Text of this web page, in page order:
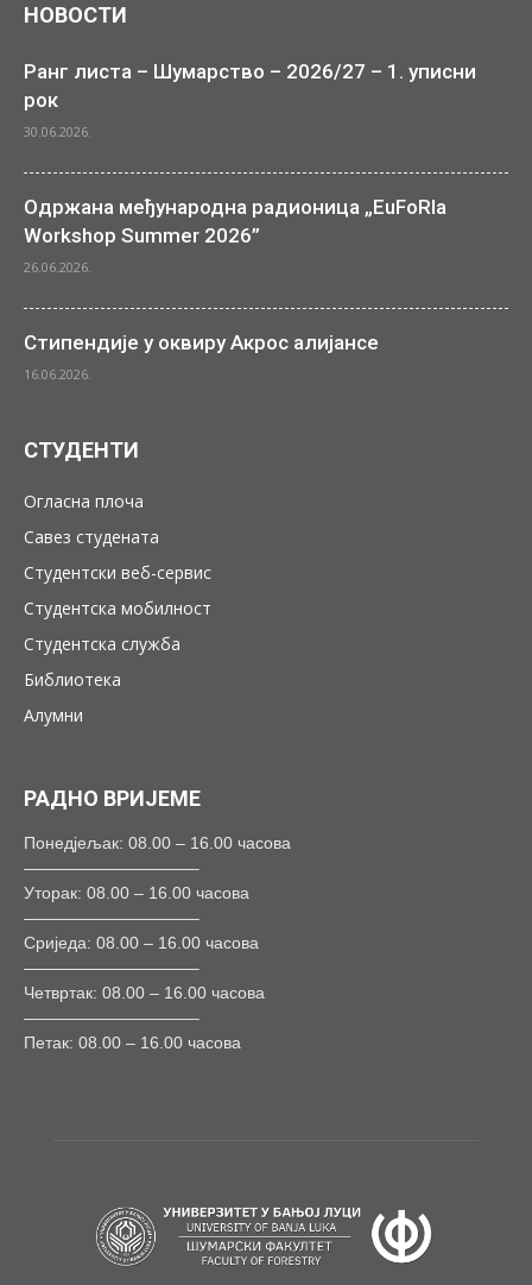
НОВОСТИ
Ранг листа – Шумарство – 2026/27 – 1. уписни
рок
30.06.2026.
Одржана међународна радионица „EuFoRIa
Workshop Summer 2026”
26.06.2026.
Стипендије у оквиру Акрос алијансе
16.06.2026.
СТУДЕНТИ
Огласна плоча
Савез студената
Студентски веб-сервис
Студентска мобилност
Студентска служба
Библиотека
Алумни
РАДНО ВРИЈЕМЕ
Понедјељак: 08.00 – 16.00 часова
——————————–
Уторак: 08.00 – 16.00 часова
——————————–
Сриједа: 08.00 – 16.00 часова
——————————–
Четвртак: 08.00 – 16.00 часова
——————————–
Петак: 08.00 – 16.00 часова